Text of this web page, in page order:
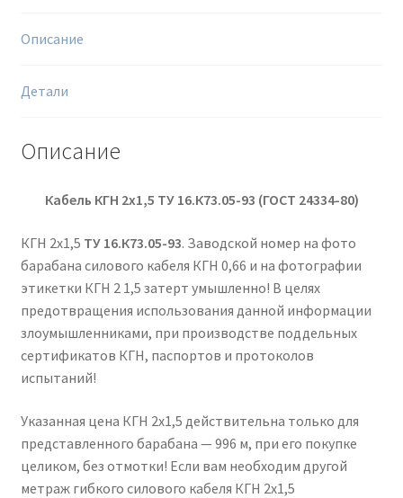
Описание
Детали
Описание
Кабель КГН 2х1,5 ТУ 16.К73.05-93 (ГОСТ 24334-80)
КГН 2х1,5 ТУ 16.К73.05-93. Заводской номер на фото
барабана силового кабеля КГН 0,66 и на фотографии
этикетки КГН 2 1,5 затерт умышленно! В целях
предотвращения использования данной информации
злоумышленниками, при производстве поддельных
сертификатов КГН, паспортов и протоколов
испытаний!
Указанная цена КГН 2х1,5 действительна только для
представленного барабана — 996 м, при его покупке
целиком, без отмотки! Если вам необходим другой
метраж гибкого силового кабеля КГН 2х1,5